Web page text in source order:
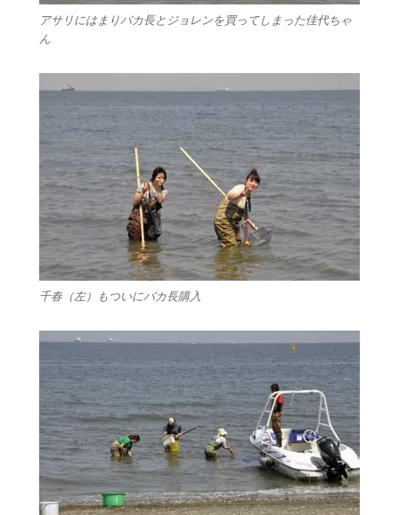
アサリにはまりバカ長とジョレンを買ってしまった佳代ちゃ
ん
千春（左）もついにバカ長購入